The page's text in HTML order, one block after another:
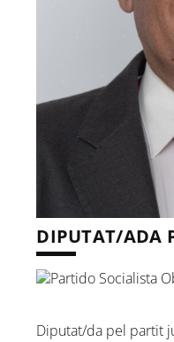
DIPUTAT/ADA
Diputat/da pel partit